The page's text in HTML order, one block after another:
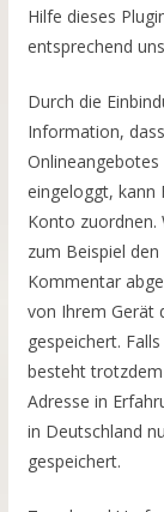
Hilfe dieses
entsprechend
Durch die
Information,
eingeloggt, kann
Konto zuordnen.
zum Beispiel
Kommentar
von Ihrem Gerät
gespeichert.
besteht
Adresse in
in Deutschland
gespeichert.